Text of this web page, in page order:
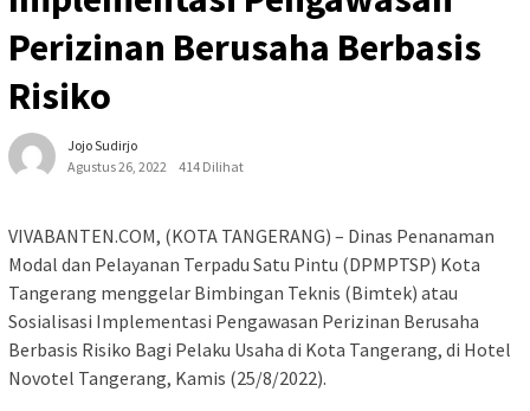
Perizinan Berusaha Berbasis
Risiko
Jojo Sudirjo
Agustus 26, 2022
414 Dilihat
VIVABANTEN.COM, (KOTA TANGERANG) – Dinas Penanaman
Modal dan Pelayanan Terpadu Satu Pintu (DPMPTSP) Kota
Tangerang menggelar Bimbingan Teknis (Bimtek) atau
Sosialisasi Implementasi Pengawasan Perizinan Berusaha
Berbasis Risiko Bagi Pelaku Usaha di Kota Tangerang, di Hotel
Novotel Tangerang, Kamis (25/8/2022).